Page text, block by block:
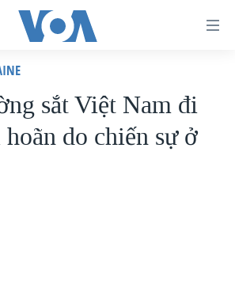
sắt Việt Nam đi
do chiến sự ở